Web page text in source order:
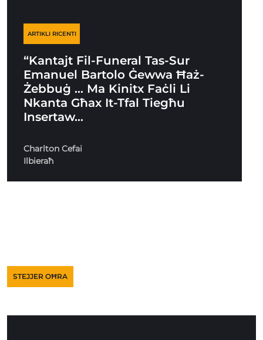
ARTIKLI RICENTI
“Kantajt Fil-Funeral Tas-Sur
Emanuel Bartolo Ġewwa Ħaż-
Żebbuġ … Ma Kinitx Faċli Li
Nkanta Għax It-Tfal Tiegħu
Insertaw…
Charlton Cefai
Ilbieraħ
STEJJER OĦRA